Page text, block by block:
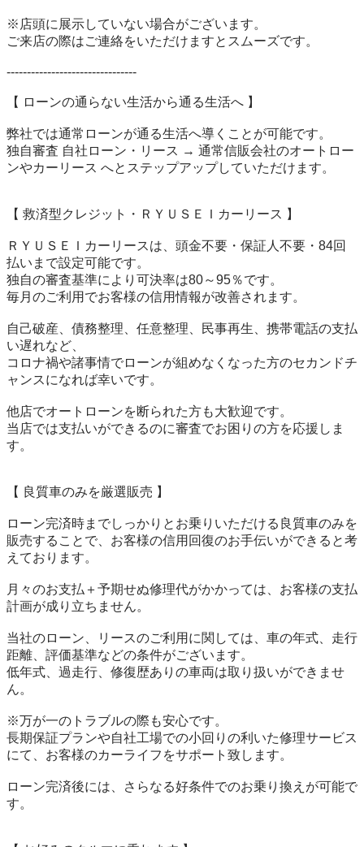
※店頭に展示していない場合がございます。
ご来店の際はご連絡をいただけますとスムーズです。
--------------------------------
【 ローンの通らない生活から通る生活へ 】
弊社では通常ローンが通る生活へ導くことが可能です。
独自審査 自社ローン・リース → 通常信販会社のオートロー
ンやカーリース へとステップアップしていただけます。
【 救済型クレジット・ＲＹＵＳＥＩカーリース 】
ＲＹＵＳＥＩカーリースは、頭金不要・保証人不要・84回
払いまで設定可能です。
独自の審査基準により可決率は80～95％です。
毎月のご利用でお客様の信用情報が改善されます。
自己破産、債務整理、任意整理、民事再生、携帯電話の支払
い遅れなど、
コロナ禍や諸事情でローンが組めなくなった方のセカンドチ
ャンスになれば幸いです。
他店でオートローンを断られた方も大歓迎です。
当店では支払いができるのに審査でお困りの方を応援しま
す。
【 良質車のみを厳選販売 】
ローン完済時までしっかりとお乗りいただける良質車のみを
販売することで、お客様の信用回復のお手伝いができると考
えております。
月々のお支払＋予期せぬ修理代がかかっては、お客様の支払
計画が成り立ちません。
当社のローン、リースのご利用に関しては、車の年式、走行
距離、評価基準などの条件がございます。
低年式、過走行、修復歴ありの車両は取り扱いができませ
ん。
※万が一のトラブルの際も安心です。
長期保証プランや自社工場での小回りの利いた修理サービス
にて、お客様のカーライフをサポート致します。
ローン完済後には、さらなる好条件でのお乗り換えが可能で
す。